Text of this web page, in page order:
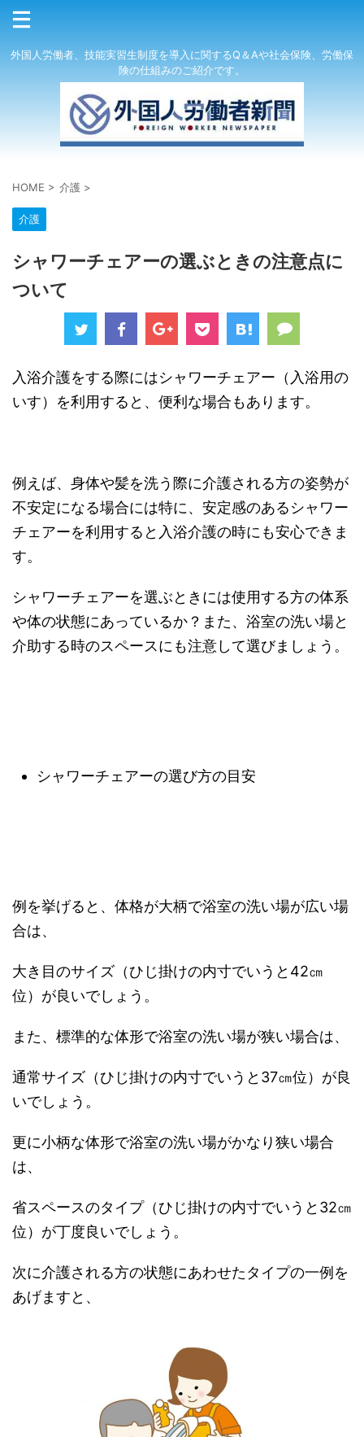
外国人労働者、技能実習生制度を導入に関するQ＆Aや社会保険、労働保
険の仕組みのご紹介です。
HOME > 介護 >
介護
シャワーチェアーの選ぶときの注意点に
ついて
入浴介護をする際にはシャワーチェアー（入浴用の
いす）を利用すると、便利な場合もあります。
例えば、身体や髪を洗う際に介護される方の姿勢が
不安定になる場合には特に、安定感のあるシャワー
チェアーを利用すると入浴介護の時にも安心できま
す。
シャワーチェアーを選ぶときには使用する方の体系
や体の状態にあっているか？また、浴室の洗い場と
介助する時のスペースにも注意して選びましょう。
シャワーチェアーの選び方の目安
例を挙げると、体格が大柄で浴室の洗い場が広い場
合は、
大き目のサイズ（ひじ掛けの内寸でいうと42㎝
位）が良いでしょう。
また、標準的な体形で浴室の洗い場が狭い場合は、
通常サイズ（ひじ掛けの内寸でいうと37㎝位）が良
いでしょう。
更に小柄な体形で浴室の洗い場がかなり狭い場合
は、
省スペースのタイプ（ひじ掛けの内寸でいうと32㎝
位）が丁度良いでしょう。
次に介護される方の状態にあわせたタイプの一例を
あげますと、